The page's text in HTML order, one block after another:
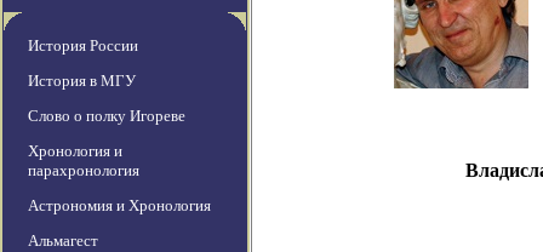
История России
История в МГУ
Слово о полку Игореве
Хронология и
парахронология
Астрономия и Хронология
Альмагест